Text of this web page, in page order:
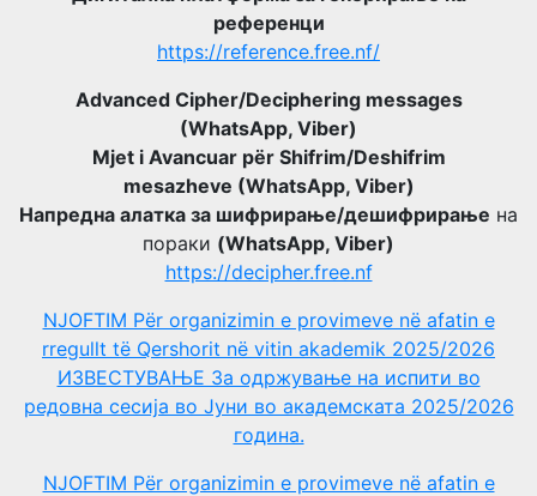
референци
https://reference.free.nf/
Advanced Cipher/Deciphering messages
(WhatsApp, Viber)
Mjet i Avancuar për Shifrim/Deshifrim
mesazheve (WhatsApp, Viber)
Напредна алатка за шифрирање/дешифрирање на
пораки (WhatsApp, Viber)
https://decipher.free.nf
NJOFTIM Për organizimin e provimeve në afatin e
rregullt të Qershorit në vitin akademik 2025/2026
ИЗВЕСТУВАЊЕ За одржување на испити во
редовна сесија во Јуни во академската 2025/2026
година.
NJOFTIM Për organizimin e provimeve në afatin e